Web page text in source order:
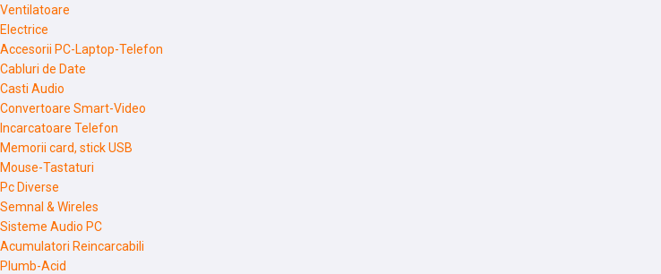
Ventilatoare
Electrice
Accesorii PC-Laptop-Telefon
Cabluri de Date
Casti Audio
Convertoare Smart-Video
Incarcatoare Telefon
Memorii card, stick USB
Mouse-Tastaturi
Pc Diverse
Semnal & Wireles
Sisteme Audio PC
Acumulatori Reincarcabili
Plumb-Acid